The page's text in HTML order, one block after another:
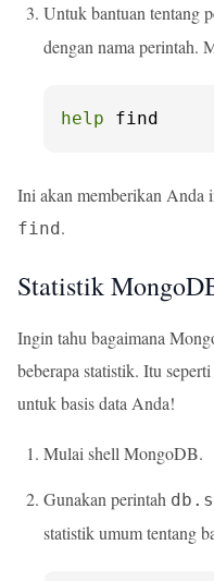
Untuk bantuan tentang
dengan nama perintah.
help find
Ini akan memberikan Anda
find.
Statistik
Ingin tahu bagaimana
beberapa statistik. Itu
untuk basis data Anda!
Mulai shell MongoDB.
Gunakan perintah
statistik umum tentang